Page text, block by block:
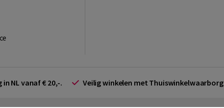
NL vanaf € 20,-. Veilig winkelen met Thuiswinkelwaarborg